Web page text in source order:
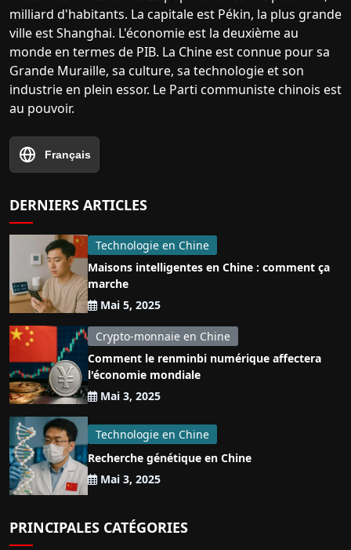
milliard d'habitants. La capitale est Pékin, la plus grande
ville est Shanghai. L'économie est la deuxième au
monde en termes de PIB. La Chine est connue pour sa
Grande Muraille, sa culture, sa technologie et son
industrie en plein essor. Le Parti communiste chinois est
au pouvoir.
Français
DERNIERS ARTICLES
Technologie en Chine
Maisons intelligentes en Chine : comment ça
marche
Mai 5, 2025
Crypto-monnaie en Chine
Comment le renminbi numérique affectera
l'économie mondiale
Mai 3, 2025
Technologie en Chine
Recherche génétique en Chine
Mai 3, 2025
PRINCIPALES CATÉGORIES